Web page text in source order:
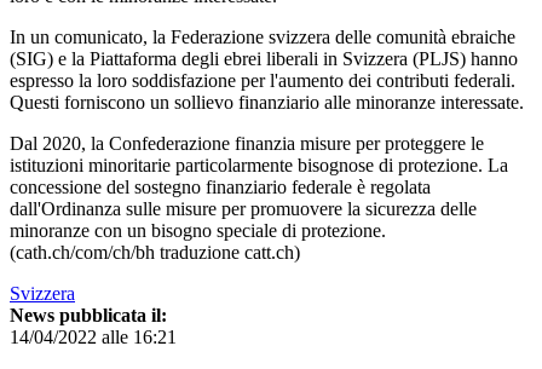
In un comunicato, la Federazione svizzera delle comunità ebraiche
(SIG) e la Piattaforma degli ebrei liberali in Svizzera (PLJS) hanno
espresso la loro soddisfazione per l'aumento dei contributi federali.
Questi forniscono un sollievo finanziario alle minoranze interessate.
Dal 2020, la Confederazione finanzia misure per proteggere le
istituzioni minoritarie particolarmente bisognose di protezione. La
concessione del sostegno finanziario federale è regolata
dall'Ordinanza sulle misure per promuovere la sicurezza delle
minoranze con un bisogno speciale di protezione.
(cath.ch/com/ch/bh traduzione catt.ch)
Svizzera
News pubblicata il:
14/04/2022 alle 16:21